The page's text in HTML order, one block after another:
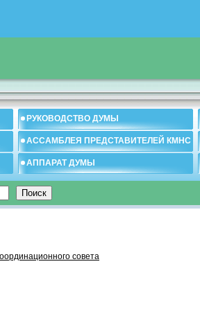
РУКОВОДСТВО ДУМЫ
АССАМБЛЕЯ ПРЕДСТАВИТЕЛЕЙ КМНС
АППАРАТ ДУМЫ
совета